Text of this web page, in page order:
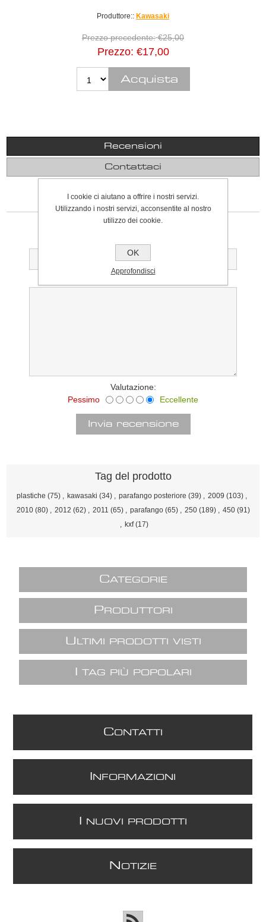
Produttore:: Kawasaki
Prezzo precedente: €25,00
Prezzo: €17,00
Recensioni
Contattaci
SCRIVI UNA RECENSIONE
Solo gli utenti registrati possono scrivere recensioni
Valutazione:
Pessimo
Eccellente
Tag del prodotto
plastiche (75) , kawasaki (34) , parafango posteriore (39) , 2009 (103) ,
2010 (80) , 2012 (62) , 2011 (65) , parafango (65) , 250 (189) , 450 (91)
, kxf (17)
CATEGORIE
P RODUTTORI
U LTIMI PRODOTTI VISTI
TAG PIÙ POPOLARI
CONTATTI
NFORMAZIONI
NUOVI PRODOTTI
N OTIZIE
I cookie ci aiutano a offrire i nostri servizi.
Utilizzando i nostri servizi, acconsentite al nostro
utilizzo dei cookie.
OK
Approfondisci